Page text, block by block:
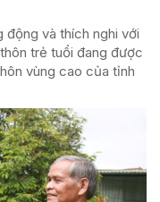
động và thích nghi với
trẻ tuổi đang được
vùng cao của tỉnh